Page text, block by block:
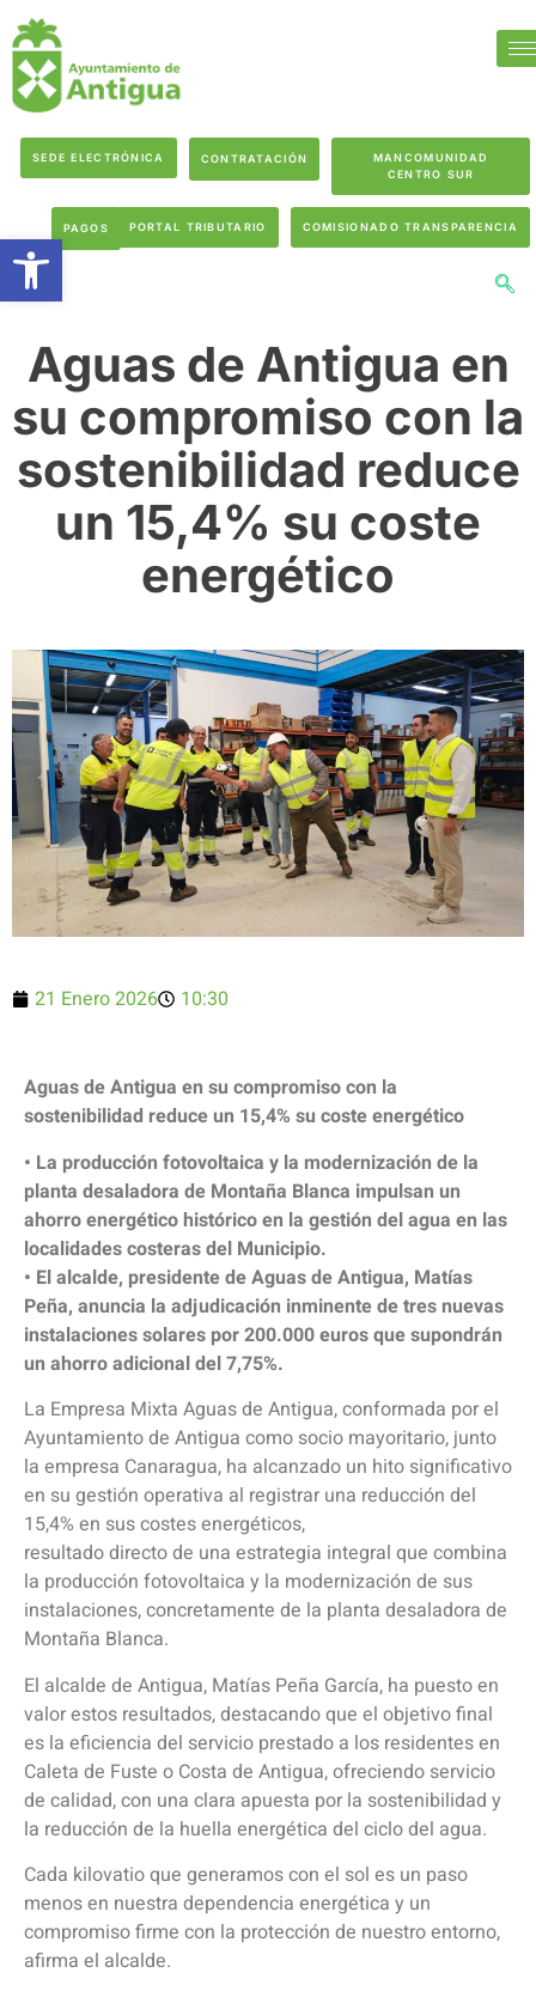
SEDE ELECTRÓNICA CONTRATACIÓN
MANCOMUNIDAD
CENTRO SUR
PAGOS PORTAL TRIBUTARIO COMISIONADO TRANSPARENCIA
Aguas de Antigua en
su compromiso con la
sostenibilidad reduce
un 15,4% su coste
energético
21 Enero 2026 10:30
Aguas de Antigua en su compromiso con la
sostenibilidad reduce un 15,4% su coste energético
• La producción fotovoltaica y la modernización de la
planta desaladora de Montaña Blanca impulsan un
ahorro energético histórico en la gestión del agua en las
localidades costeras del Municipio.
• El alcalde, presidente de Aguas de Antigua, Matías
Peña, anuncia la adjudicación inminente de tres nuevas
instalaciones solares por 200.000 euros que supondrán
un ahorro adicional del 7,75%.
La Empresa Mixta Aguas de Antigua, conformada por el
Ayuntamiento de Antigua como socio mayoritario, junto
la empresa Canaragua, ha alcanzado un hito significativo
en su gestión operativa al registrar una reducción del
15,4% en sus costes energéticos,
resultado directo de una estrategia integral que combina
la producción fotovoltaica y la modernización de sus
instalaciones, concretamente de la planta desaladora de
Montaña Blanca.
El alcalde de Antigua, Matías Peña García, ha puesto en
valor estos resultados, destacando que el objetivo final
es la eficiencia del servicio prestado a los residentes en
Caleta de Fuste o Costa de Antigua, ofreciendo servicio
de calidad, con una clara apuesta por la sostenibilidad y
la reducción de la huella energética del ciclo del agua.
Cada kilovatio que generamos con el sol es un paso
menos en nuestra dependencia energética y un
compromiso firme con la protección de nuestro entorno,
afirma el alcalde.
Abrir barra de herramientas